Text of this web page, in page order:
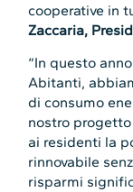
cooperative in
Zaccaria,
“In questo
Abitanti,
di consumo
nostro
ai residenti la
rinnovabile
risparmi